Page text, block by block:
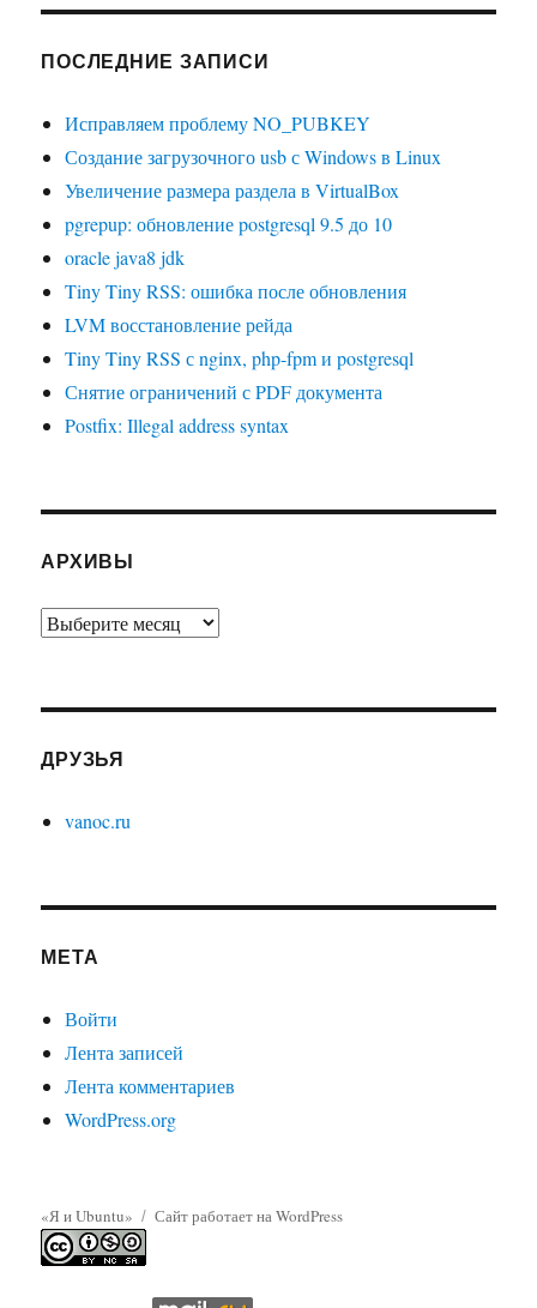
ПОСЛЕДНИЕ ЗАПИСИ
Исправляем проблему NO_PUBKEY
Создание загрузочного usb с Windows в Linux
Увеличение размера раздела в VirtualBox
pgrepup: обновление postgresql 9.5 до 10
oracle java8 jdk
Tiny Tiny RSS: ошибка после обновления
LVM восстановление рейда
Tiny Tiny RSS с nginx, php-fpm и postgresql
Снятие ограничений с PDF документа
Postfix: Illegal address syntax
АРХИВЫ
Архивы
ДРУЗЬЯ
vanoc.ru
МЕТА
Войти
Лента записей
Лента комментариев
WordPress.org
«Я и Ubuntu» Сайт работает на WordPress